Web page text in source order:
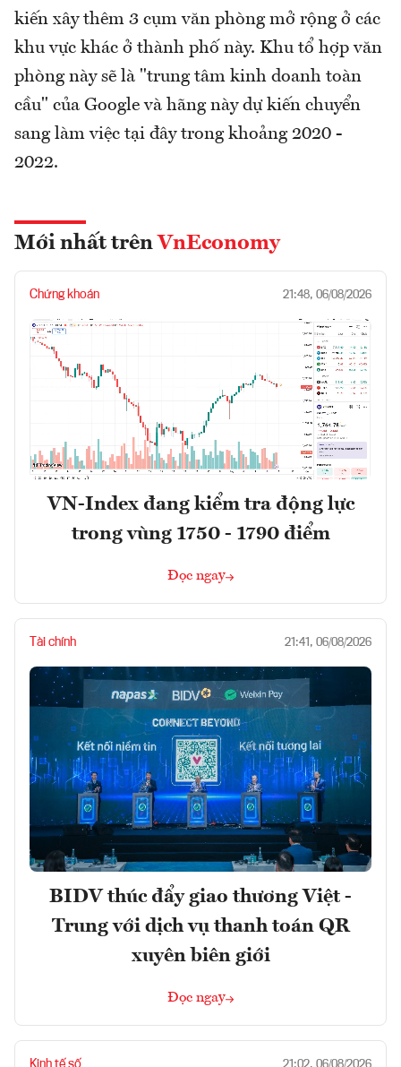
kiến xây thêm 3 cụm văn phòng mở rộng ở các
khu vực khác ở thành phố này. Khu tổ hợp văn
phòng này sẽ là "trung tâm kinh doanh toàn
cầu" của Google và hãng này dự kiến chuyển
sang làm việc tại đây trong khoảng 2020 -
2022.
Mới nhất trên VnEconomy
Chứng khoán 21:48, 06/08/2026
VN-Index đang kiểm tra động lực
trong vùng 1750 - 1790 điểm
Đọc ngay
Tài chính 21:41, 06/08/2026
BIDV thúc đẩy giao thương Việt -
Trung với dịch vụ thanh toán QR
xuyên biên giới
Đọc ngay
Kinh tế số 21:02, 06/08/2026